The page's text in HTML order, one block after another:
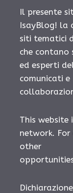
Il presente
IsayBlog! la
siti tematici
che
ed esperti
comunicati e
This
network. For
other